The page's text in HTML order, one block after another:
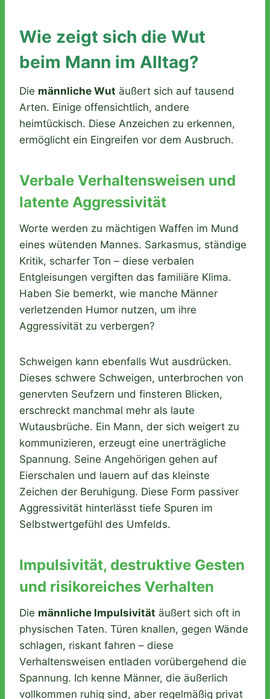
Wie zeigt sich die Wut
beim Mann im Alltag?
Die männliche Wut äußert sich auf tausend
Arten. Einige offensichtlich, andere
heimtückisch. Diese Anzeichen zu erkennen,
ermöglicht ein Eingreifen vor dem Ausbruch.
Verbale Verhaltensweisen und
latente Aggressivität
Worte werden zu mächtigen Waffen im Mund
eines wütenden Mannes. Sarkasmus, ständige
Kritik, scharfer Ton – diese verbalen
Entgleisungen vergiften das familiäre Klima.
Haben Sie bemerkt, wie manche Männer
verletzenden Humor nutzen, um ihre
Aggressivität zu verbergen?
Schweigen kann ebenfalls Wut ausdrücken.
Dieses schwere Schweigen, unterbrochen von
genervten Seufzern und finsteren Blicken,
erschreckt manchmal mehr als laute
Wutausbrüche. Ein Mann, der sich weigert zu
kommunizieren, erzeugt eine unerträgliche
Spannung. Seine Angehörigen gehen auf
Eierschalen und lauern auf das kleinste
Zeichen der Beruhigung. Diese Form passiver
Aggressivität hinterlässt tiefe Spuren im
Selbstwertgefühl des Umfelds.
Impulsivität, destruktive Gesten
und risikoreiches Verhalten
Die männliche Impulsivität äußert sich oft in
physischen Taten. Türen knallen, gegen Wände
schlagen, riskant fahren – diese
Verhaltensweisen entladen vorübergehend die
Spannung. Ich kenne Männer, die äußerlich
vollkommen ruhig sind, aber regelmäßig privat